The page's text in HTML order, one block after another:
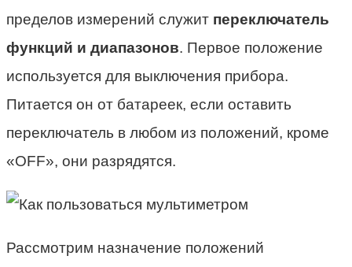
пределов измерений служит переключатель
функций и диапазонов. Первое положение
используется для выключения прибора.
Питается он от батареек, если оставить
переключатель в любом из положений, кроме
«OFF», они разрядятся.
Рассмотрим назначение положений